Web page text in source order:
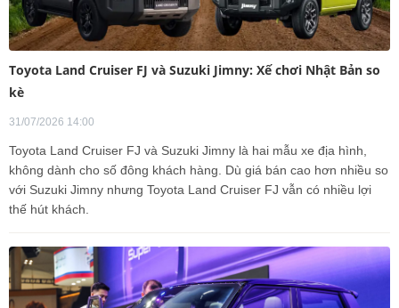
Toyota Land Cruiser FJ và Suzuki Jimny: Xế chơi Nhật Bản so
kè
31/07/2026 14:00
Toyota Land Cruiser FJ và Suzuki Jimny là hai mẫu xe địa hình,
không dành cho số đông khách hàng. Dù giá bán cao hơn nhiều so
với Suzuki Jimny nhưng Toyota Land Cruiser FJ vẫn có nhiều lợi
thế hút khách.